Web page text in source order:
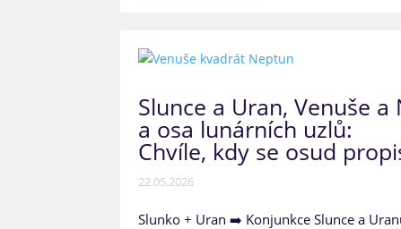
Slunce a Uran, Venuše
a osa lunárních uzlů:
Chvíle, kdy se osud
22.05.2026
Slunko + Uran ➡️ Konjunkce Slunce a